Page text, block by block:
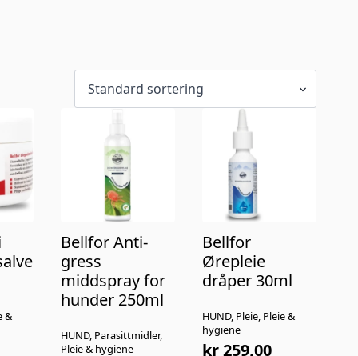
&
HUND, Parasittmidler,
Pleie & hygiene
Bellfor Anti-
gress
middspray for
hunder 250ml
HUND, Pleie, Pleie &
hygiene
Bellfor
Ørepleie
dråper 30ml
kr259,00